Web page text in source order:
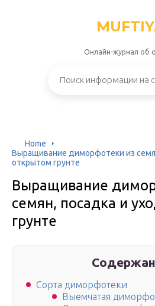
Онлайн-журнал об
Home
Выращивание диморфотеки из
открытом грунте
Выращивание
семян, посадка и
грунте
Сорта диморфотеки
Выемчатая